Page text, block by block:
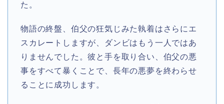
た。
物語の終盤、伯父の狂気じみた執着はさらにエ
スカレートしますが、ダンビはもう一人ではあ
りませんでした。彼と手を取り合い、伯父の悪
事をすべて暴くことで、長年の悪夢を終わらせ
ることに成功します。